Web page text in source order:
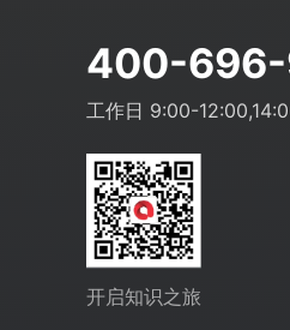
400-
工作日 9:00-
开启知识之旅